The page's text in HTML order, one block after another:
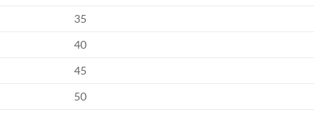
35
40
45
50